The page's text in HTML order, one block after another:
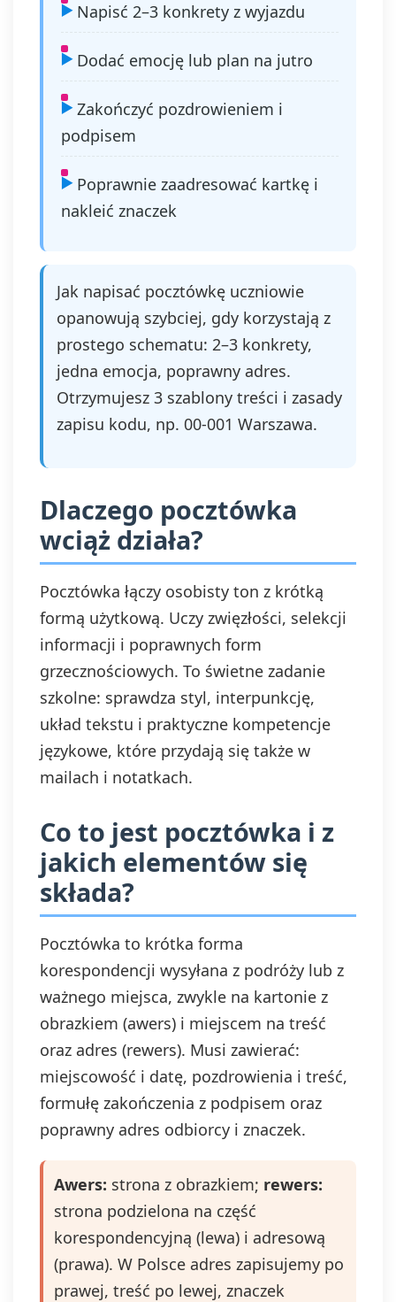
Napisć 2–3 konkrety z wyjazdu
Dodać emocję lub plan na jutro
Zakończyć pozdrowieniem i
podpisem
Poprawnie zaadresować kartkę i
nakleić znaczek
Jak napisać pocztówkę uczniowie
opanowują szybciej, gdy korzystają z
prostego schematu: 2–3 konkrety,
jedna emocja, poprawny adres.
Otrzymujesz 3 szablony treści i zasady
zapisu kodu, np. 00-001 Warszawa.
Dlaczego pocztówka
wciąż działa?
Pocztówka łączy osobisty ton z krótką
formą użytkową. Uczy zwięzłości, selekcji
informacji i poprawnych form
grzecznościowych. To świetne zadanie
szkolne: sprawdza styl, interpunkcję,
układ tekstu i praktyczne kompetencje
językowe, które przydają się także w
mailach i notatkach.
Co to jest pocztówka i z
jakich elementów się
składa?
Pocztówka to krótka forma
korespondencji wysyłana z podróży lub z
ważnego miejsca, zwykle na kartonie z
obrazkiem (awers) i miejscem na treść
oraz adres (rewers). Musi zawierać:
miejscowość i datę, pozdrowienia i treść,
formułę zakończenia z podpisem oraz
poprawny adres odbiorcy i znaczek.
Awers: strona z obrazkiem; rewers:
strona podzielona na część
korespondencyjną (lewa) i adresową
(prawa). W Polsce adres zapisujemy po
prawej, treść po lewej, znaczek